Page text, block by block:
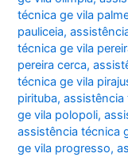
técnica ge vila
pauliceia,
técnica ge vila
pereira cerca,
técnica ge vila
pirituba,assistência
ge vila polopoli,
assistência técnica
ge vila progresso,